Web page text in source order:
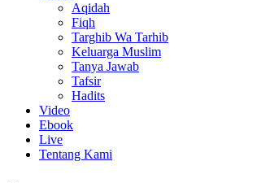
Aqidah
Fiqh
Targhib Wa Tarhib
Keluarga Muslim
Tanya Jawab
Tafsir
Hadits
Video
Ebook
Live
Tentang Kami